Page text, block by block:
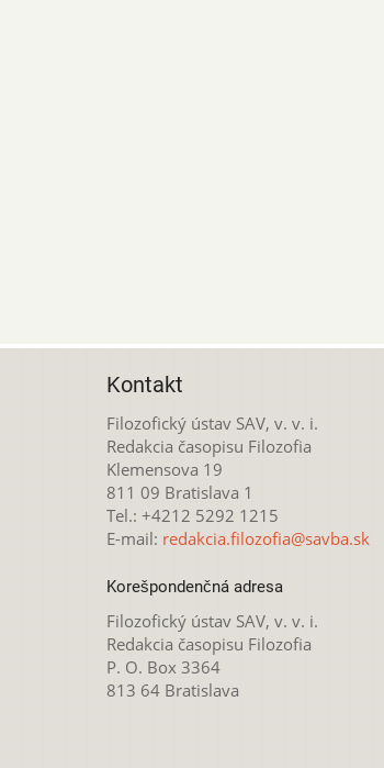
Kontakt
Filozofický ústav SAV, v. v. i.
Redakcia časopisu Filozofia
Klemensova 19
811 09 Bratislava 1
Tel.: +4212 5292 1215
E-mail: redakcia.filozofia@savba.sk
Korešpondenčná adresa
Filozofický ústav SAV, v. v. i.
Redakcia časopisu Filozofia
P. O. Box 3364
813 64 Bratislava